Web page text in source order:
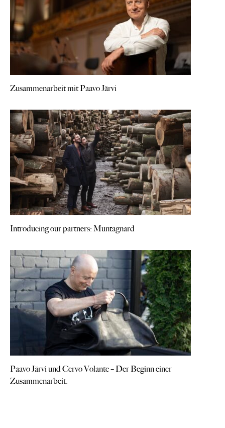
Zusammenarbeit mit Paavo Järvi
Introducing our partners: Muntagnard
Paavo Järvi und Cervo Volante – Der Beginn einer
Zusammenarbeit.